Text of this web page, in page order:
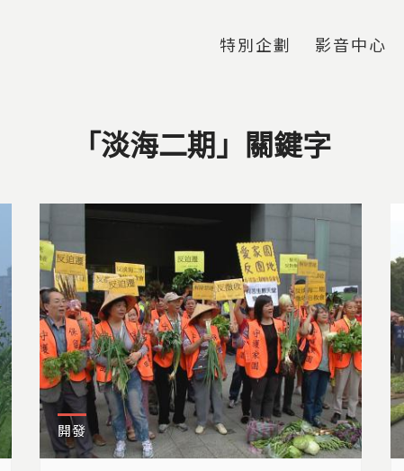
特別企劃 影音中心
「淡海二期」關鍵字
開發